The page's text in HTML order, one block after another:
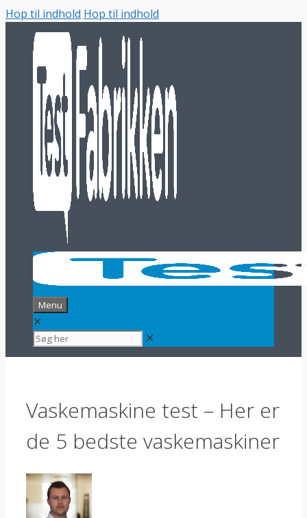
Hop til indhold Hop til indhold
Menu
✕
✕
Vaskemaskine test – Her er
de 5 bedste vaskemaskiner